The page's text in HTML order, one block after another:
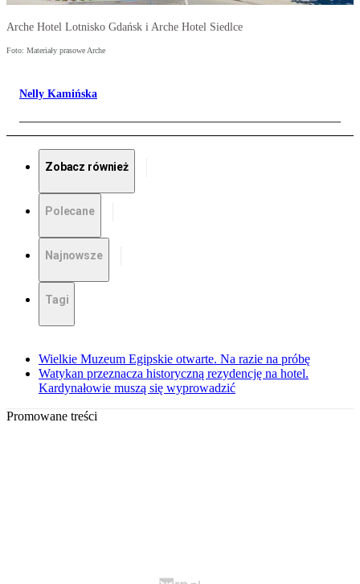
Arche Hotel Lotnisko Gdańsk i Arche Hotel Siedlce
Foto: Materiały prasowe Arche
Nelly Kamińska
Zobacz również
Polecane
Najnowsze
Tagi
Wielkie Muzeum Egipskie otwarte. Na razie na próbę
Watykan przeznacza historyczną rezydencję na hotel.
Kardynałowie muszą się wyprowadzić
Promowane treści